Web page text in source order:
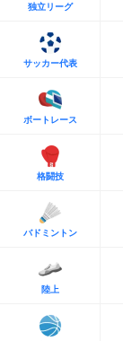
独立リーグ
サッカー代表
ボートレース
格闘技
バドミントン
陸上